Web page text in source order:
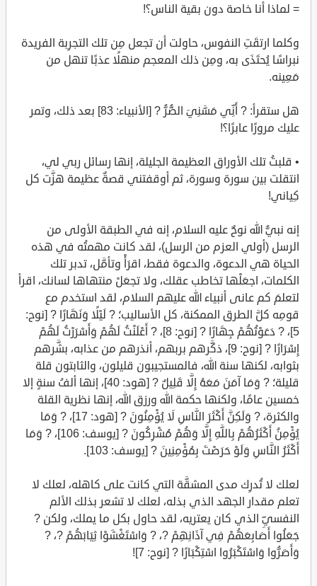
= لماذا أنا خاصة دون بقية الناس؟!
وكلما ارتقَتِ النفوس، حاولت أن تجعل مِن تلك التجرِبة الفريدة
نبراسًا يُحتَذَى به، ومِن ذلك المعجم منهلًا عذبًا تنهل من
مَعِينه.
هل ستقرأ: ? أَنِّي مَسَّنِيَ الضُّرُّ ? [الأنبياء: 83] بعد ذلك، وتمر
عليك مرورًا عابرًا؟!
• قلبتُ تلك الأوراق العظيمة الجليلة، إنها رسائل ربي لي،
انتقلت بين سورة وسورة، ثم أوقفتني قصةٌ عظيمة هزَّت كل
كِياني!
إنه نبيُّ الله نوحٌ عليه السلام، إنه في الطبقة الأولى من
الرسل (أولي العزم من الرسل)، لقد كانت مهمتُه في هذه
الحياة هي الدعوة، والدعوة فقط، اقرَأْ وتأمَّل، تدبر تلك
الكلمات، اجعَلْها تخاطب عقلك، ولا تجعَلْ منتهاها لسانك، اقرأ
لتعلمَ كم عانى أنبياء الله عليهم السلام، لقد استخدم مع
قومِه كلَّ الطرق الممكنة، كل الأساليب؛ ? لَيْلًا وَنَهَارًا ? [نوح:
5]، ? دَعَوْتُهُمْ جِهَارًا ? [نوح: 8]، ? أَعْلَنْتُ لَهُمْ وَأَسْرَرْتُ لَهُمْ
إِسْرَارًا ? [نوح: 9]، ذكَّرهم بربهم، أنذرهم من عذابه، بشَّرهم
بثوابه، لكنها سنة الله، فالمستجيبون قليلون، والثابتون قلة
قليلة؛ ? وَمَا آمَنَ مَعَهُ إِلَّا قَلِيلٌ ? [هود: 40]، إنها ألفُ سنةٍ إلا
خمسين عامًا، ولكنها حكمة الله ورزق الله، إنها نظرية القلة
والكثرة، ? وَلَكِنَّ أَكْثَرَ النَّاسِ لَا يُؤْمِنُونَ ? [هود: 17]، ? وَمَا
يُؤْمِنُ أَكْثَرُهُمْ بِاللَّهِ إِلَّا وَهُمْ مُشْرِكُونَ ? [يوسف: 106]، ? وَمَا
أَكْثَرُ النَّاسِ وَلَوْ حَرَصْتَ بِمُؤْمِنِينَ ? [يوسف: 103].
لعلك لا تُدرِك مدى المشقَّة التي كانت على كاهله، لعلك لا
تعلم مقدار الجهد الذي بذله، لعلك لا تشعر بذلك الألم
النفسيِّ الذي كان يعتريه، لقد حاول بكل ما يملك، ولكن ?
جَعَلُوا أَصَابِعَهُمْ فِي آذَانِهِمْ ?، ? وَاسْتَغْشَوْا ثِيَابَهُمْ ?، ?
وَأَصَرُّوا وَاسْتَكْبَرُوا اسْتِكْبَارًا ? [نوح: 7]!